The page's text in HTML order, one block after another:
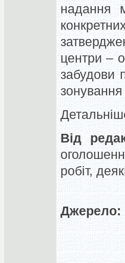
надання
центри –
забудови
зонування
Від
робіт,
Джерело: